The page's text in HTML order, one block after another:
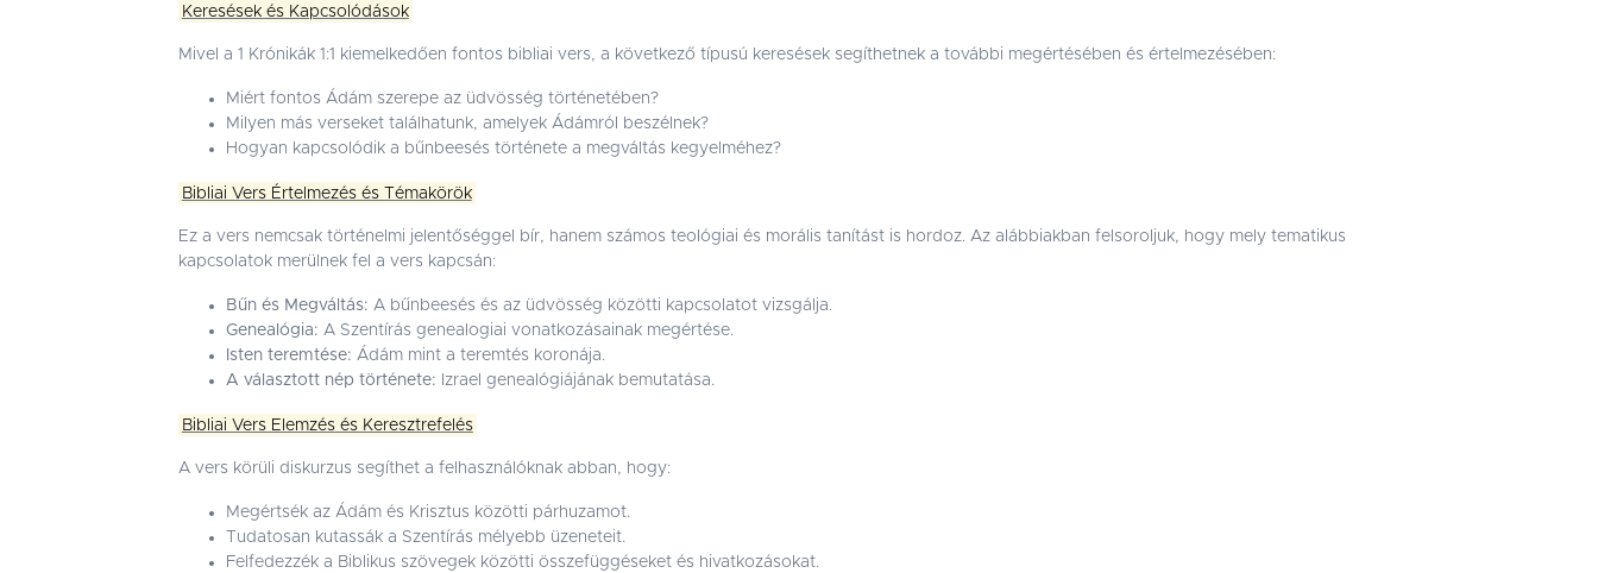
Keresések és Kapcsolódások
Mivel a 1 Krónikák 1:1 kiemelkedően fontos bibliai vers, a következő típusú keresések segíthetnek a további megértésében és értelmezésében:
Miért fontos Ádám szerepe az üdvösség történetében?
Milyen más verseket találhatunk, amelyek Ádámról beszélnek?
Hogyan kapcsolódik a bűnbeesés története a megváltás kegyelméhez?
Bibliai Vers Értelmezés és Témakörök
Ez a vers nemcsak történelmi jelentőséggel bír, hanem számos teológiai és morális tanítást is hordoz. Az alábbiakban felsoroljuk, hogy mely tematikus
kapcsolatok merülnek fel a vers kapcsán:
Bűn és Megváltás: A bűnbeesés és az üdvösség közötti kapcsolatot vizsgálja.
Genealógia: A Szentírás genealogiai vonatkozásainak megértése.
Isten teremtése: Ádám mint a teremtés koronája.
A választott nép története: Izrael genealógiájának bemutatása.
Bibliai Vers Elemzés és Keresztrefelés
A vers körüli diskurzus segíthet a felhasználóknak abban, hogy:
Megértsék az Ádám és Krisztus közötti párhuzamot.
Tudatosan kutassák a Szentírás mélyebb üzeneteit.
Felfedezzék a Biblikus szövegek közötti összefüggéseket és hivatkozásokat.